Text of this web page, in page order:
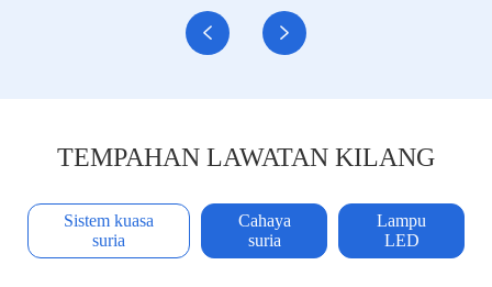
 
TEMPAHAN LAWATAN KILANG
Sistem kuasa
suria
Cahaya
suria
Lampu
LED